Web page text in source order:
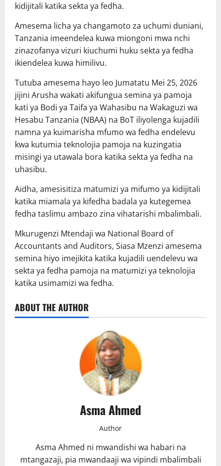
kidijitali katika sekta ya fedha.
Amesema licha ya changamoto za uchumi duniani,
Tanzania imeendelea kuwa miongoni mwa nchi
zinazofanya vizuri kiuchumi huku sekta ya fedha
ikiendelea kuwa himilivu.
Tutuba amesema hayo leo Jumatatu Mei 25, 2026
jijini Arusha wakati akifungua semina ya pamoja
kati ya Bodi ya Taifa ya Wahasibu na Wakaguzi wa
Hesabu Tanzania (NBAA) na BoT iliyolenga kujadili
namna ya kuimarisha mfumo wa fedha endelevu
kwa kutumia teknolojia pamoja na kuzingatia
misingi ya utawala bora katika sekta ya fedha na
uhasibu.
Aidha, amesisitiza matumizi ya mifumo ya kidijitali
katika miamala ya kifedha badala ya kutegemea
fedha taslimu ambazo zina vihatarishi mbalimbali.
Mkurugenzi Mtendaji wa National Board of
Accountants and Auditors, Siasa Mzenzi amesema
semina hiyo imejikita katika kujadili uendelevu wa
sekta ya fedha pamoja na matumizi ya teknolojia
katika usimamizi wa fedha.
ABOUT THE AUTHOR
Asma Ahmed
Author
Asma Ahmed ni mwandishi wa habari na
mtangazaji, pia mwandaaji wa vipindi mbalimbali